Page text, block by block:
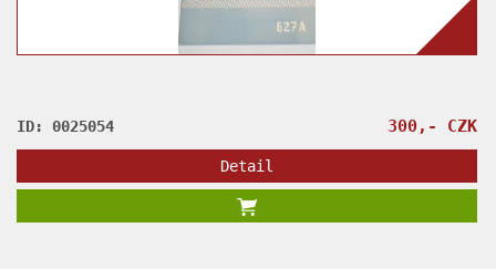
ID: 0025054 300,- CZK
Detail